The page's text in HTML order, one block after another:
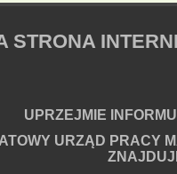
STRONA
UPRZEJMIE
URZĄD PRACY